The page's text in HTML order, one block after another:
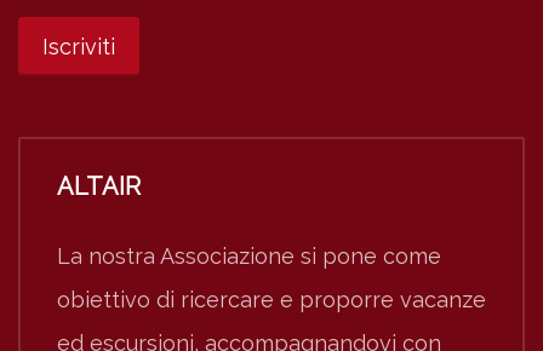
ALTAIR
La nostra Associazione si pone come
obiettivo di ricercare e proporre vacanze
ed escursioni, accompagnandovi con